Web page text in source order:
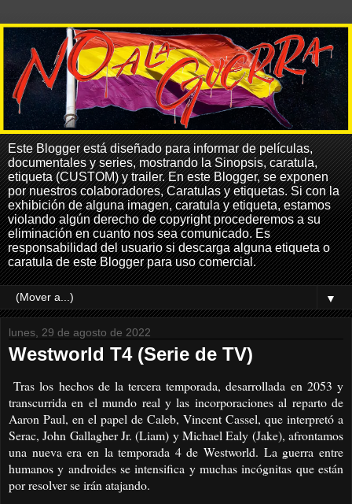
Este Blogger está diseñado para informar de películas,
documentales y series, mostrando la Sinopsis, caratula,
etiqueta (CUSTOM) y trailer. En este Blogger, se exponen
por nuestros colaboradores, Caratulas y etiquetas. Si con la
exhibición de alguna imagen, caratula y etiqueta, estamos
violando algún derecho de copyright procederemos a su
eliminación en cuanto nos sea comunicado. Es
responsabilidad del usuario si descarga alguna etiqueta o
caratula de este Blogger para uso comercial.
▼
lunes, 29 de agosto de 2022
Westworld T4 (Serie de TV)
Tras los hechos de la tercera temporada, desarrollada en 2053 y
transcurrida en el mundo real y las incorporaciones al reparto de
Aaron Paul, en el papel de Caleb, Vincent Cassel, que interpretó a
Serac, John Gallagher Jr. (Liam) y Michael Ealy (Jake), afrontamos
una nueva era en la temporada 4 de Westworld. La guerra entre
humanos y androides se intensifica y muchas incógnitas que están
por resolver se irán atajando.